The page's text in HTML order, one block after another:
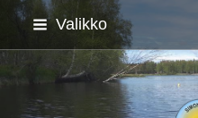
Siirry
sisältöön
Valikko